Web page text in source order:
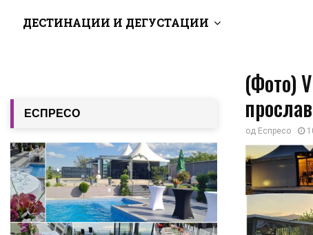
ДЕСТИНАЦИИ И ДЕГУСТАЦИИ
(Фото)
од Еспресо
ЕСПРЕСО